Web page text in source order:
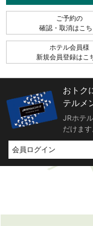
ご予約の
確認・取消はこち
ホテル会員様
新規会員登録はこ
おトク
テルメ
JRホテ
だけます
会員ログイン